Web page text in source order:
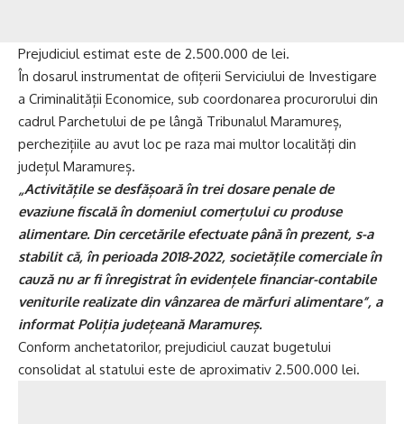
Prejudiciul estimat este de 2.500.000 de lei.
În dosarul instrumentat de ofițerii Serviciului de Investigare
a Criminalității Economice, sub coordonarea procurorului din
cadrul Parchetului de pe lângă Tribunalul Maramureș,
perchezițiile au avut loc pe raza mai multor localități din
județul Maramureș.
„Activitățile se desfășoară în trei dosare penale de
evaziune fiscală în domeniul comerțului cu produse
alimentare. Din cercetările efectuate până în prezent, s-a
stabilit că, în perioada 2018-2022, societățile comerciale în
cauză nu ar fi înregistrat în evidențele financiar-contabile
veniturile realizate din vânzarea de mărfuri alimentare”, a
informat Poliția județeană Maramureș.
Conform anchetatorilor, prejudiciul cauzat bugetului
consolidat al statului este de aproximativ 2.500.000 lei.